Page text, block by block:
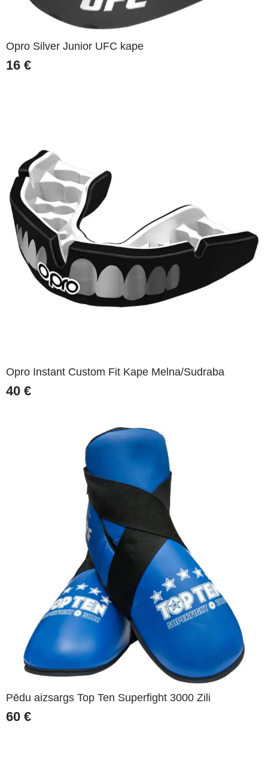
Opro Silver Junior UFC kape
16 €
Opro Instant Custom Fit Kape Melna/Sudraba
40 €
Pēdu aizsargs Top Ten Superfight 3000 Zili
60 €